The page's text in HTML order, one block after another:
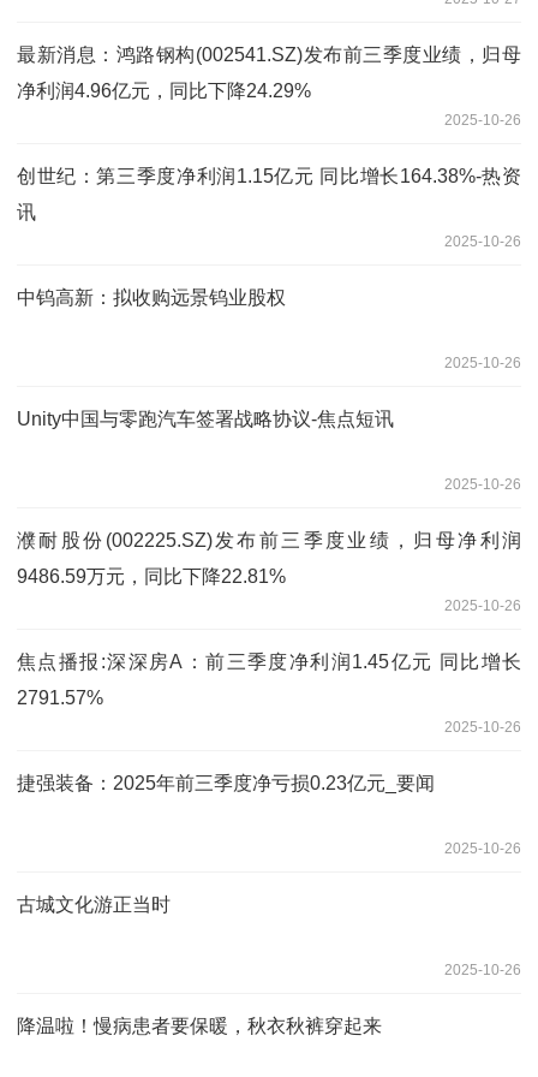
最新消息：鸿路钢构(002541.SZ)发布前三季度业绩，归母
净利润4.96亿元，同比下降24.29%
2025-10-26
创世纪：第三季度净利润1.15亿元 同比增长164.38%-热资
讯
2025-10-26
中钨高新：拟收购远景钨业股权
2025-10-26
Unity中国与零跑汽车签署战略协议-焦点短讯
2025-10-26
濮耐股份(002225.SZ)发布前三季度业绩，归母净利润
9486.59万元，同比下降22.81%
2025-10-26
焦点播报:深深房A：前三季度净利润1.45亿元 同比增长
2791.57%
2025-10-26
捷强装备：2025年前三季度净亏损0.23亿元_要闻
2025-10-26
古城文化游正当时
2025-10-26
降温啦！慢病患者要保暖，秋衣秋裤穿起来